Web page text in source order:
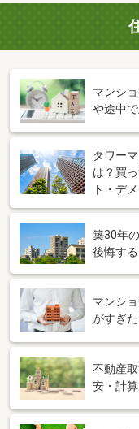
マンシ
や途中
タワー
は？買
ト・デ
築30年
後悔す
マンシ
がすぎ
不動産
安・計